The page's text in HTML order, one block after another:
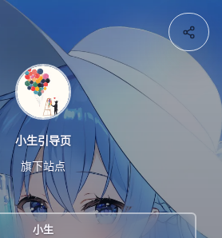
小生引导页
旗下站点
小生